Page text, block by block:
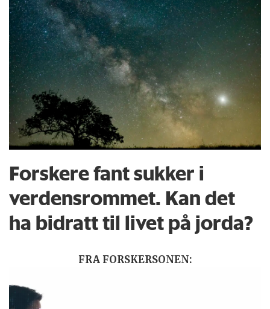
Forskere fant sukker i
verdensrommet. Kan det
ha bidratt til livet på jorda?
FRA FORSKERSONEN: